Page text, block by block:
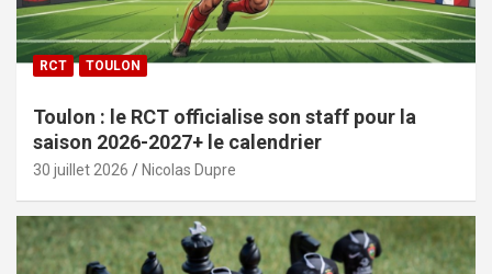
RCT TOULON
Toulon : le RCT officialise son staff pour la
saison 2026-2027+ le calendrier
30 juillet 2026 Nicolas Dupre